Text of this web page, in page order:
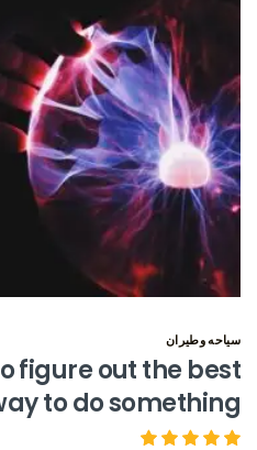
سياحه وطيران
figure out the best
to do something.